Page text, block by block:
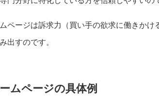
ページは訴求力（買い手の欲求に働きかけ
出すのです。
ムページの具体例